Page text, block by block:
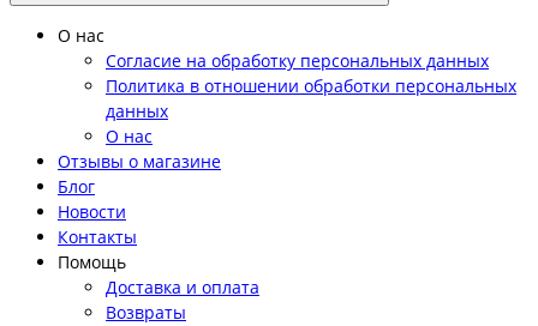
О нас
Согласие на обработку персональных данных
Политика в отношении обработки персональных
данных
О нас
Отзывы о магазине
Блог
Новости
Контакты
Помощь
Доставка и оплата
Возвраты